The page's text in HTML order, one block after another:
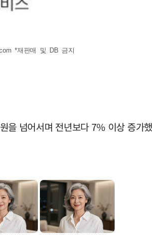
*재판매 및 DB 금지
을 넘어서며 전년보다 7% 이상 증가